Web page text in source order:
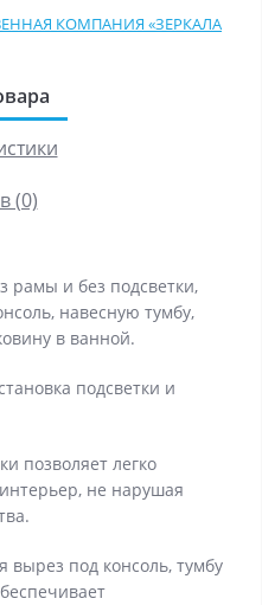
КОМПАНИЯ «ЗЕРКАЛА
(0)
рамы и без подсветки,
навесную тумбу,
в ванной.
подсветки и
позволяет легко
не нарушая
вырез под консоль, тумбу